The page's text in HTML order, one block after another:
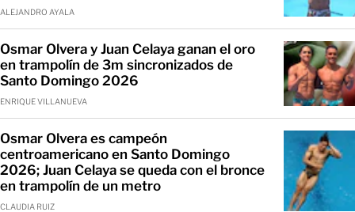
ALEJANDRO AYALA
Osmar Olvera y Juan Celaya ganan el oro
en trampolín de 3m sincronizados de
Santo Domingo 2026
ENRIQUE VILLANUEVA
Osmar Olvera es campeón
centroamericano en Santo Domingo
2026; Juan Celaya se queda con el bronce
en trampolín de un metro
CLAUDIA RUIZ